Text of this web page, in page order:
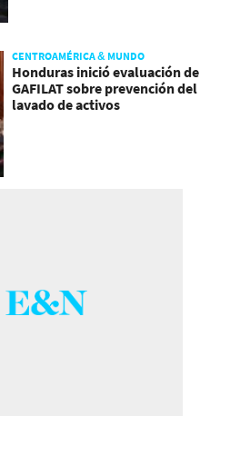
CENTROAMÉRICA & MUNDO
Honduras inició evaluación de
GAFILAT sobre prevención del
lavado de activos